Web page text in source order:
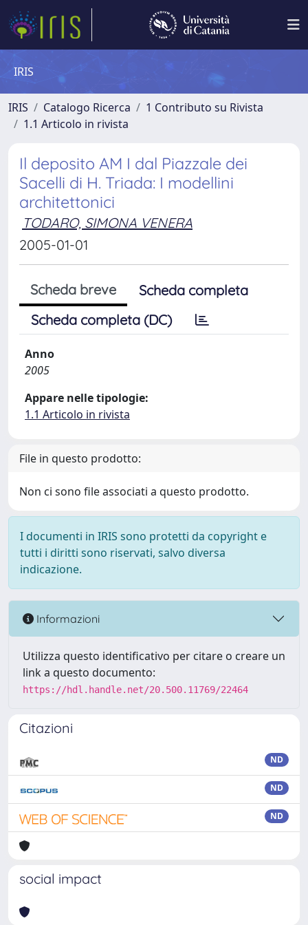
IRIS
IRIS Catalogo Ricerca
1 Contributo su Rivista
1.1 Articolo in rivista
Il deposito AM I dal Piazzale dei
Sacelli di H. Triada: I modellini
architettonici
TODARO, SIMONA VENERA
2005-01-01
Scheda breve
Scheda completa
Scheda completa (DC)
Anno
2005
Appare nelle tipologie:
1.1 Articolo in rivista
File in questo prodotto:
Non ci sono file associati a questo prodotto.
I documenti in IRIS sono protetti da copyright e
tutti i diritti sono riservati, salvo diversa
indicazione.
Informazioni
Utilizza questo identificativo per citare o creare un
link a questo documento:
https://hdl.handle.net/20.500.11769/22464
Citazioni
ND
ND
ND
social impact